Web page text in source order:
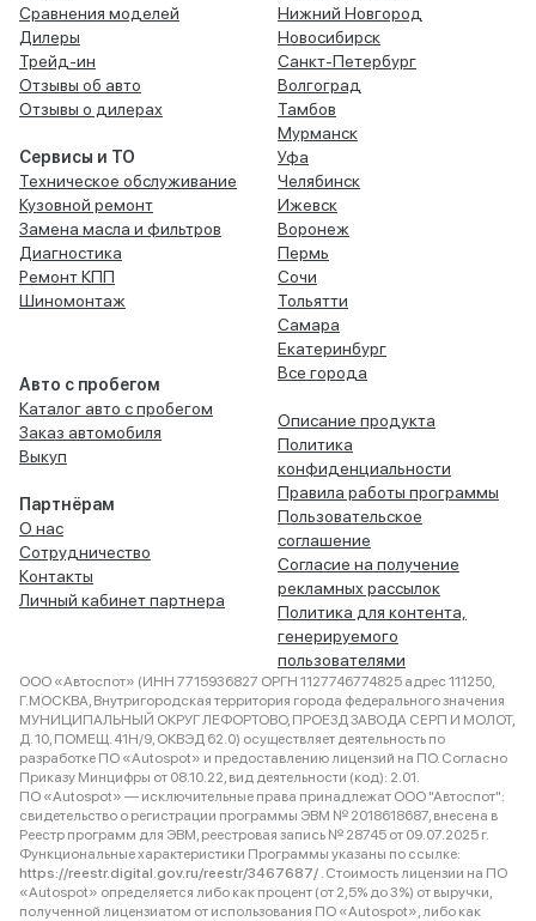
Сравнения моделей
Дилеры
Трейд-ин
Отзывы об авто
Отзывы о дилерах
Сервисы и ТО
Техническое обслуживание
Кузовной ремонт
Замена масла и фильтров
Диагностика
Ремонт КПП
Шиномонтаж
Авто с пробегом
Каталог авто с пробегом
Заказ автомобиля
Выкуп
Партнёрам
О нас
Сотрудничество
Контакты
Личный кабинет партнера
Нижний Новгород
Новосибирск
Санкт-Петербург
Волгоград
Тамбов
Мурманск
Уфа
Челябинск
Ижевск
Воронеж
Пермь
Сочи
Тольятти
Самара
Екатеринбург
Все города
Описание продукта
Политика
конфиденциальности
Правила работы программы
Пользовательское
соглашение
Согласие на получение
рекламных рассылок
Политика для контента,
генерируемого
пользователями
ООО «Автоспот» (ИНН 7715936827 ОРГН 1127746774825 адрес 111250,
Г.МОСКВА, Внутригородская территория города федерального значения
МУНИЦИПАЛЬНЫЙ ОКРУГ ЛЕФОРТОВО, ПРОЕЗД ЗАВОДА СЕРП И МОЛОТ,
Д. 10, ПОМЕЩ. 41Н/9, ОКВЭД 62.0) осуществляет деятельность по
разработке ПО «Autospot» и предоставлению лицензий на ПО. Согласно
Приказу Минцифры от 08.10.22, вид деятельности (код): 2.01.
ПО «Autospot» — исключительные права принадлежат ООО "Автоспот":
свидетельство о регистрации программы ЭВМ № 2018618687, внесена в
Реестр программ для ЭВМ, реестровая запись № 28745 от 09.07.2025 г.
Функциональные характеристики Программы указаны по ссылке:
https://reestr.digital.gov.ru/reestr/3467687/ . Стоимость лицензии на ПО
«Autospot» определяется либо как процент (от 2,5% до 3%) от выручки,
полученной лицензиатом от использования ПО «Autospot», либо как